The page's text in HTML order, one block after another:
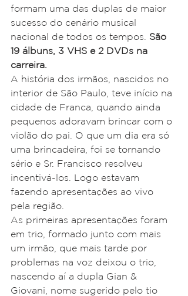
formam uma das duplas de maior
sucesso do cenário musical
nacional de todos os tempos. São
19 álbuns, 3 VHS e 2 DVDs na
carreira.
A história dos irmãos, nascidos no
interior de São Paulo, teve início na
cidade de Franca, quando ainda
pequenos adoravam brincar com o
violão do pai. O que um dia era só
uma brincadeira, foi se tornando
sério e Sr. Francisco resolveu
incentivá-los. Logo estavam
fazendo apresentações ao vivo
pela região.
As primeiras apresentações foram
em trio, formado junto com mais
um irmão, que mais tarde por
problemas na voz deixou o trio,
nascendo aí a dupla Gian &
Giovani, nome sugerido pelo tio